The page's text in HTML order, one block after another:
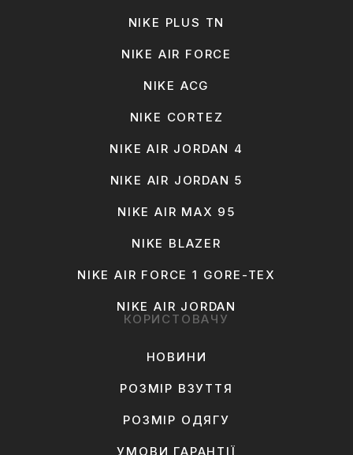
NIKE PLUS TN
NIKE AIR FORCE
NIKE ACG
NIKE CORTEZ
NIKE AIR JORDAN 4
NIKE AIR JORDAN 5
NIKE AIR MAX 95
NIKE BLAZER
NIKE AIR FORCE 1 GORE-TEX
NIKE AIR JORDAN
КОРИСТОВАЧУ
НОВИНИ
РОЗМІР ВЗУТТЯ
РОЗМІР ОДЯГУ
УМОВИ ГАРАНТІЇ